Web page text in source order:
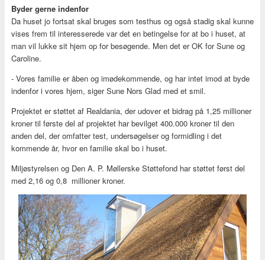
Byder gerne indenfor
Da huset jo fortsat skal bruges som testhus og også stadig skal kunne
vises frem til interesserede var det en betingelse for at bo i huset, at
man vil lukke sit hjem op for besøgende. Men det er OK for Sune og
Caroline.
- Vores familie er åben og imødekommende, og har intet imod at byde
indenfor i vores hjem, siger Sune Nors Glad med et smil.
Projektet er støttet af Realdania, der udover et bidrag på 1,25 millioner
kroner til første del af projektet har bevilget 400.000 kroner til den
anden del, der omfatter test, undersøgelser og formidling i det
kommende år, hvor en familie skal bo i huset.
Miljøstyrelsen og Den A. P. Møllerske Støttefond har støttet først del
med 2,16 og 0,8 millioner kroner.